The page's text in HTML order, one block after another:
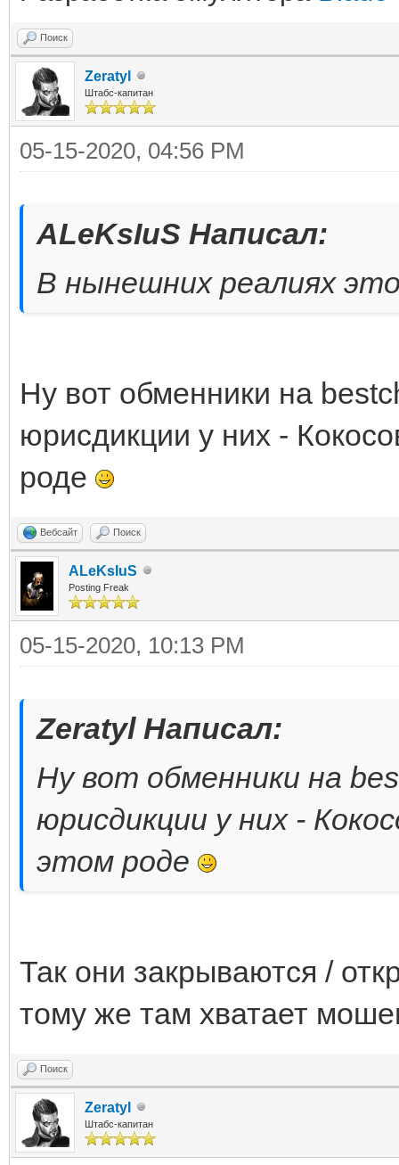
Поиск
Zeratyl
Штабс-капитан
05-15-2020, 04:56 PM
ALeKsIuS Написал:
В нынешних реалиях
Ну вот обменники на
юрисдикции у них -
роде
Вебсайт Поиск
ALeKsIuS
Posting Freak
05-15-2020, 10:13 PM
Zeratyl Написал:
Ну вот обменники на
юрисдикции у них -
этом роде
Так они закрываются /
тому же там хватает
Поиск
Zeratyl
Штабс-капитан